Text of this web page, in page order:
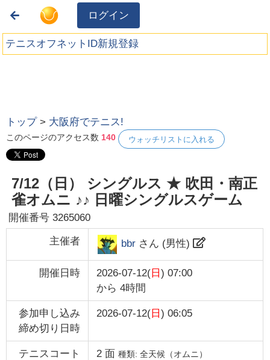
ログイン
テニスオフネットID新規登録
トップ > 大阪府でテニス!
このページのアクセス数 140 ウォッチリストに入れる
7/12（日） シングルス ★ 吹田・南正
雀オムニ ♪♪ 日曜シングルスゲーム
開催番号3265060
主催者 bbrさん (男性)
開催日時 2026-07-12(日 ) 07:00
から 4時間
参加申し込み
締め切り日時
2026-07-12(日 ) 06:05
テニスコート 2面 種類: 全天候（オムニ）